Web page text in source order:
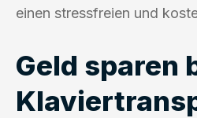
einen stressfreien und
Geld sparen